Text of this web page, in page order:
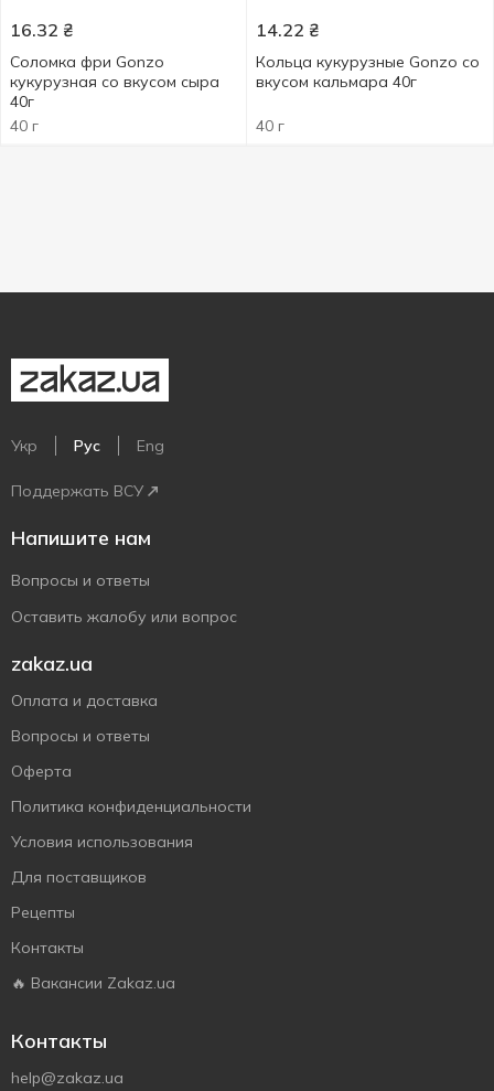
16.32 ₴
Соломка фри Gonzo
кукурузная со вкусом сыра
40г
40 г
14.22 ₴
Кольца кукурузные Gonzo со
вкусом кальмара 40г
40 г
Укр Рус Eng
Поддержать ВСУ
Напишите нам
Вопросы и ответы
Оставить жалобу или вопрос
zakaz.ua
Оплата и доставка
Вопросы и ответы
Оферта
Политика конфиденциальности
Условия использования
Для поставщиков
Рецепты
Контакты
🔥 Вакансии Zakaz.ua
Контакты
help@zakaz.ua